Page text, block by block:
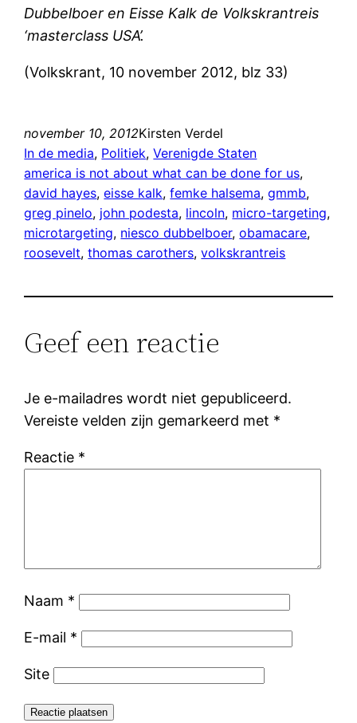
Dubbelboer en Eisse Kalk de Volkskrantreis
‘masterclass USA’.
(Volkskrant, 10 november 2012, blz 33)
november 10, 2012Kirsten Verdel
In de media, Politiek, Verenigde Staten
america is not about what can be done for us
david hayes, eisse kalk, femke halsema, gmmb
greg pinelo, john podesta, lincoln, micro-targeting
microtargeting, niesco dubbelboer, obamacare
roosevelt, thomas carothers, volkskrantreis
Geef een reactie
Je e-mailadres wordt niet gepubliceerd.
Vereiste velden zijn gemarkeerd met *
Reactie *
Naam *
E-mail *
Site